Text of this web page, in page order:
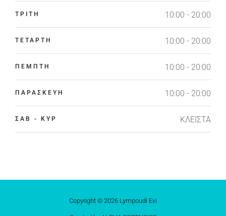
ΤΡΙΤΗ 10:00 - 20:00
ΤΕΤΑΡΤΗ 10:00 - 20:00
ΠΕΜΠΤΗ 10:00 - 20:00
ΠΑΡΑΣΚΕΥΗ 10:00 - 20:00
ΣΑΒ - ΚΥΡ ΚΛΕΙΣΤΑ
Copyright © 2026 Lympoudi Evi